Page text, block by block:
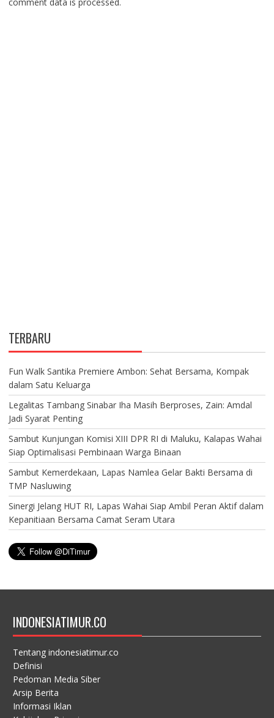
TERBARU
Fun Walk Santika Premiere Ambon: Sehat Bersama, Kompak
dalam Satu Keluarga
Legalitas Tambang Sinabar Iha Masih Berproses, Zain: Amdal
Jadi Syarat Penting
Sambut Kunjungan Komisi XIII DPR RI di Maluku, Kalapas Wahai
Siap Optimalisasi Pembinaan Warga Binaan
Sambut Kemerdekaan, Lapas Namlea Gelar Bakti Bersama di
TMP Nasluwing
Sinergi Jelang HUT RI, Lapas Wahai Siap Ambil Peran Aktif dalam
Kepanitiaan Bersama Camat Seram Utara
INDONESIATIMUR.CO
Tentang indonesiatimur.co
Definisi
Pedoman Media Siber
Arsip Berita
Informasi Iklan